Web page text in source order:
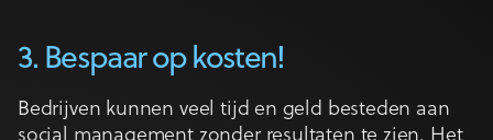
3. Bespaar op kosten!
Bedrijven kunnen veel tijd en geld besteden aan